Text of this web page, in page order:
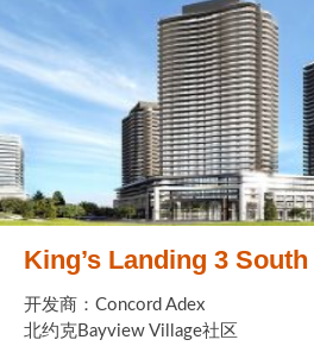
King’s Landing 3
开发商：Concord Adex
北约克Bayview Village社区